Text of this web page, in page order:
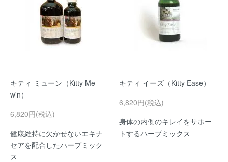
キティ ミューン（Kitty Me
w'n）
6,820円(税込)
健康維持に欠かせないエキナ
セアを配合したハーブミック
ス
キティ イーズ（Kitty Ease）
6,820円(税込)
身体の内側のキレイをサポー
トするハーブミックス